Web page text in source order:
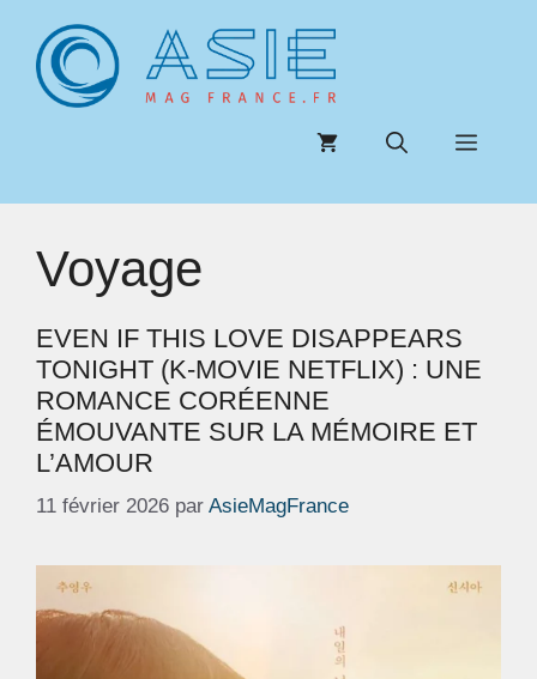
contenu
Menu
Voyage
EVEN IF THIS LOVE DISAPPEARS
TONIGHT (K-MOVIE NETFLIX) : UNE
ROMANCE CORÉENNE
ÉMOUVANTE SUR LA MÉMOIRE ET
L’AMOUR
11 février 2026 par AsieMagFrance